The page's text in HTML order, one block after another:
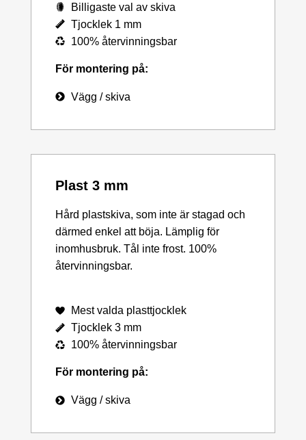
Billigaste val av skiva
Tjocklek 1 mm
100% återvinningsbar
För montering på:
Vägg / skiva
Plast 3 mm
Hård plastskiva, som inte är stagad och
därmed enkel att böja. Lämplig för
inomhusbruk. Tål inte frost. 100%
återvinningsbar.
Mest valda plasttjocklek
Tjocklek 3 mm
100% återvinningsbar
För montering på:
Vägg / skiva